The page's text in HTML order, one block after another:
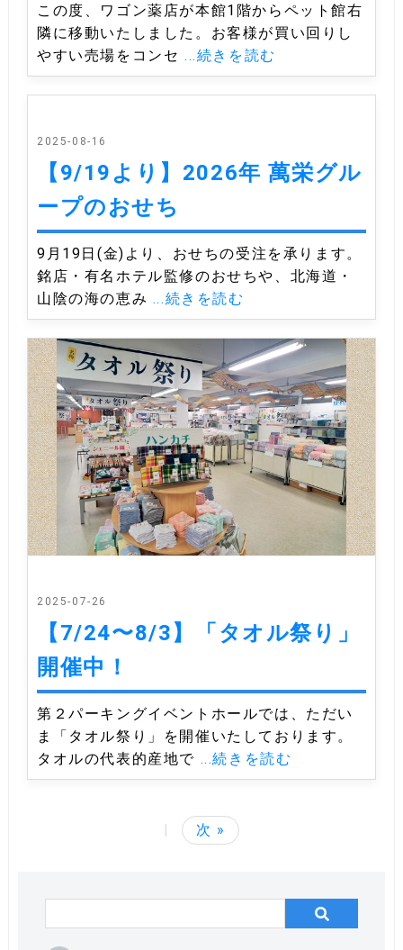
この度、ワゴン薬店が本館1階からペット館右
隣に移動いたしました。お客様が買い回りし
やすい売場をコンセ ...続きを読む
2025-08-16
【9/19より】2026年 萬栄グル
ープのおせち
9月19日(金)より、おせちの受注を承ります。
銘店・有名ホテル監修のおせちや、北海道・
山陰の海の恵み ...続きを読む
2025-07-26
【7/24〜8/3】「タオル祭り」
開催中！
第２パーキングイベントホールでは、ただい
ま「タオル祭り」を開催いたしております。
タオルの代表的産地で ...続きを読む
次 »